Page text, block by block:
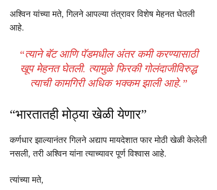
अश्विन यांच्या मते, गिलने आपल्या तंत्रावर विशेष मेहनत घेतली
आहे.
“त्याने बॅट आणि पॅडमधील अंतर कमी करण्यासाठी
खूप मेहनत घेतली. त्यामुळे फिरकी गोलंदाजीविरुद्ध
त्याची कामगिरी अधिक भक्कम झाली आहे.”
“भारतातही मोठ्या खेळी येणार”
कर्णधार झाल्यानंतर गिलने अद्याप मायदेशात फार मोठी खेळी केलेली
नसली, तरी अश्विन यांना त्याच्यावर पूर्ण विश्वास आहे.
त्यांच्या मते,